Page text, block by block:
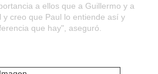
a ellos que a Guillermo y a
creo que Paul lo entiende así y
que hay", aseguró.